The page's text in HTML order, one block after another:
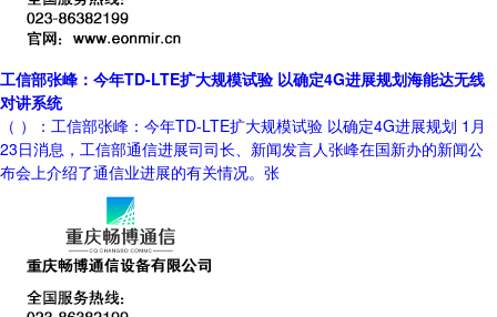
工信部张峰：今年TD-LTE扩大规模试验 以确定4G进展规划海能达无线
对讲系统
（ ）：工信部张峰：今年TD-LTE扩大规模试验 以确定4G进展规划 1月
23日消息，工信部通信进展司司长、新闻发言人张峰在国新办的新闻公
布会上介绍了通信业进展的有关情况。张